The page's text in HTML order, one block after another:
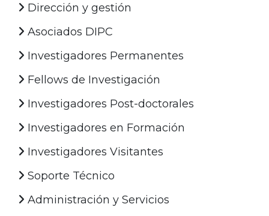
Dirección y gestión
Asociados DIPC
Investigadores Permanentes
Fellows de Investigación
Investigadores Post-doctorales
Investigadores en Formación
Investigadores Visitantes
Soporte Técnico
Administración y Servicios